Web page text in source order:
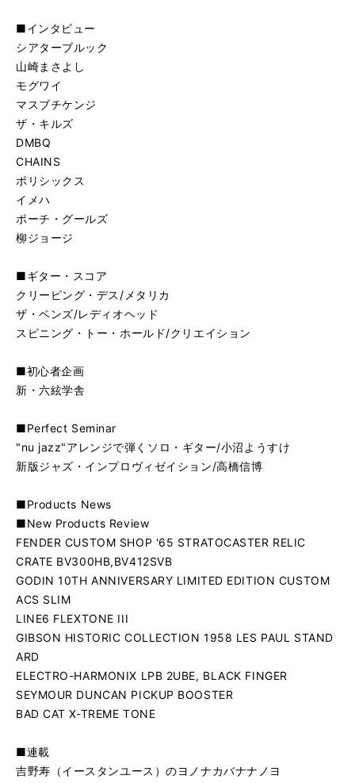
■インタビュー
シアターブルック
山崎まさよし
モグワイ
マスブチケンジ
ザ・キルズ
DMBQ
CHAINS
ポリシックス
イメハ
ポーチ・グールズ
柳ジョージ
■ギター・スコア
クリーピング・デス/メタリカ
ザ・ベンズ/レディオヘッド
スピニング・トー・ホールド/クリエイション
■初心者企画
新・六絃学舎
■Perfect Seminar
"nu jazz"アレンジで弾くソロ・ギター/小沼ようすけ
新版ジャズ・インプロヴィゼイション/高橋信博
■Products News
■New Products Review
FENDER CUSTOM SHOP '65 STRATOCASTER RELIC
CRATE BV300HB,BV412SVB
GODIN 10TH ANNIVERSARY LIMITED EDITION CUSTOM
ACS SLIM
LINE6 FLEXTONE III
GIBSON HISTORIC COLLECTION 1958 LES PAUL STAND
ARD
ELECTRO-HARMONIX LPB 2UBE, BLACK FINGER
SEYMOUR DUNCAN PICKUP BOOSTER
BAD CAT X-TREME TONE
■連載
吉野寿（イースタンユース）のヨノナカバナナノヨ